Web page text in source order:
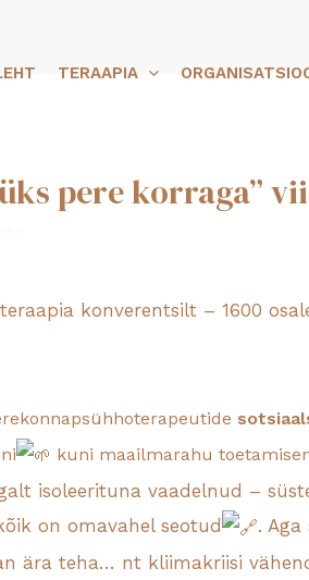
TERAAPIA
pere korraga”
konverentsilt – 1600
kuni maailmarahu
isoleerituna vaadelnud –
on omavahel seotud
.
ära teha… nt kliimakriisi